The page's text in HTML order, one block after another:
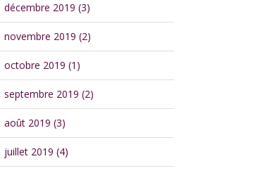
décembre 2019 (3)
novembre 2019 (2)
octobre 2019 (1)
septembre 2019 (2)
août 2019 (3)
juillet 2019 (4)